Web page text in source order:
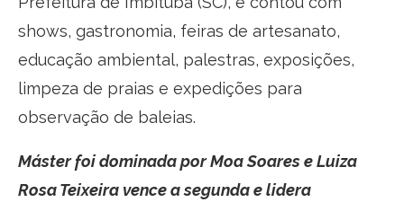
shows, gastronomia, feiras de artesanato,
educação ambiental, palestras, exposições,
limpeza de praias e expedições para
observação de baleias.
Máster foi dominada por Moa Soares e Luiza
Rosa Teixeira vence a segunda e lidera